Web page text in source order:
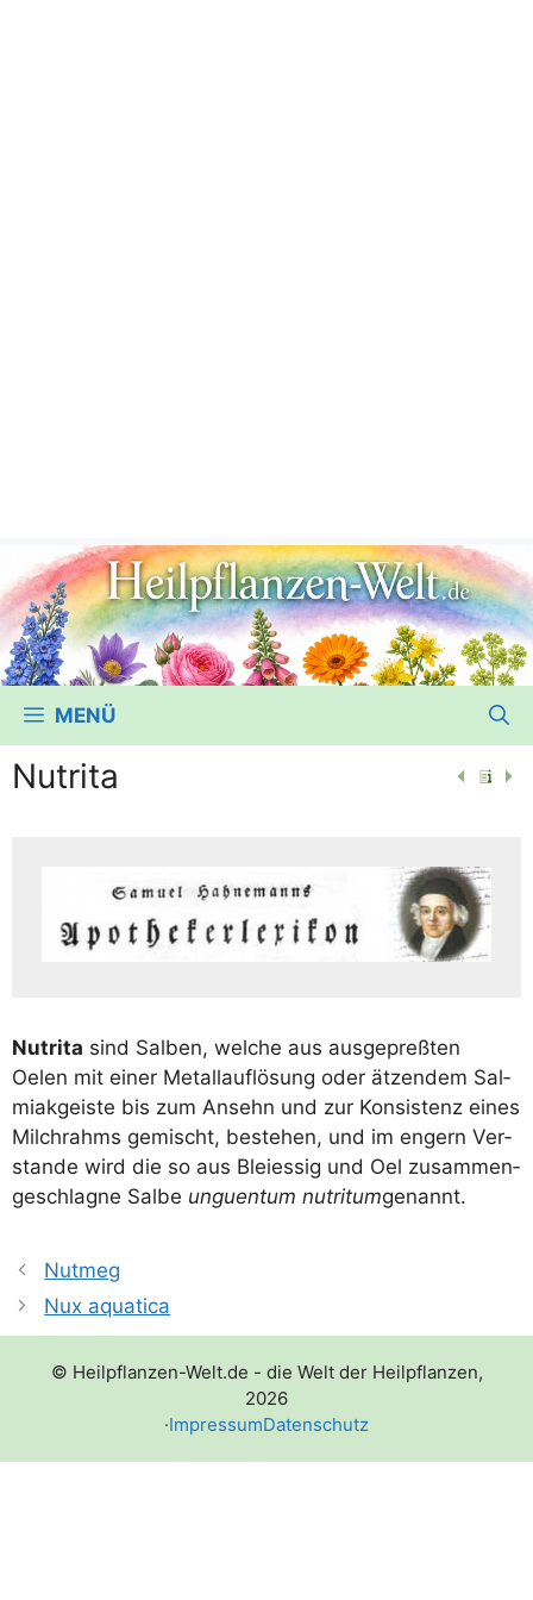
MENÜ
Nutrita
Nut­ri­ta sind Sal­ben, wel­che aus aus­ge­preß­ten
Oelen mit einer Metall­auf­lö­sung oder ätzen­dem Sal­
mi­ak­geis­te bis zum Ansehn und zur Kon­sis­tenz eines
Milch­rahms gemischt, bestehen, und im engern Ver­
stan­de wird die so aus Blei­es­sig und Oel zusam­men­
ge­schlag­ne Sal­be unguen­tum nut­r­itumgenannt.
Nutmeg
Nux aquatica
© Heilpflanzen-Welt.de - die Welt der Heilpflanzen,
2026
·ImpressumDatenschutz